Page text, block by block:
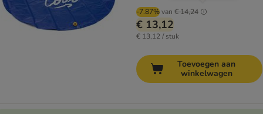
-7.87%van € 14,24
€ 13,12
€ 13,12 / stuk
Toevoegen aan
winkelwagen